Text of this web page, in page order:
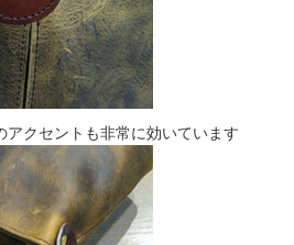
クセントも非常に効いています